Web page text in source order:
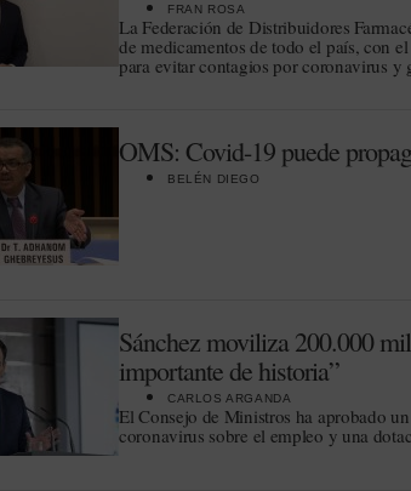
FRAN ROSA
La Federación de Distribuidores
de medicamentos de todo el país, con
para evitar contagios por coronavirus y
OMS: Covid-19 puede
BELÉN DIEGO
Sánchez moviliza 200.000
importante de historia”
CARLOS ARGANDA
El Consejo de Ministros ha aprobado
coronavirus sobre el empleo y una